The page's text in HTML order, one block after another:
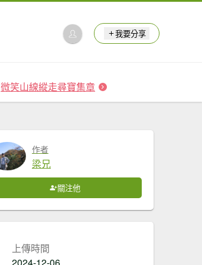
我要分享
微笑山線縱走尋寶集章
作者
梁兄
關注他
上傳時間